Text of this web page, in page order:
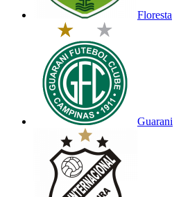
Floresta
Guarani